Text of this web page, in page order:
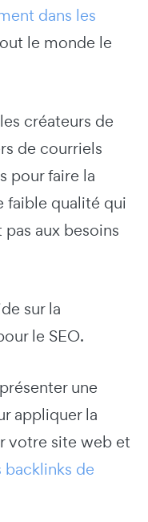
dans les
le monde le
créateurs de
de courriels
pour faire la
faible qualité qui
aux besoins
sur la
le SEO.
une
appliquer la
votre site web et
backlinks de